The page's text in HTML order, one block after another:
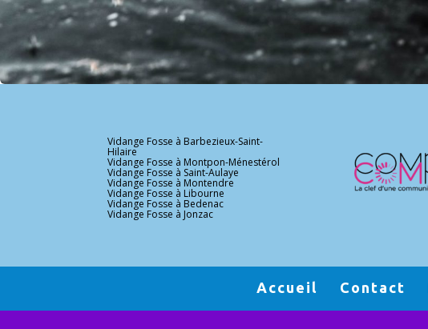
Vidange Fosse à Barbezieux-Saint-
Hilaire
Vidange Fosse à Montpon-Ménestérol
Vidange Fosse à Saint-Aulaye
Vidange Fosse à Montendre
Vidange Fosse à Libourne
Vidange Fosse à Bedenac
Vidange Fosse à Jonzac
Accueil Contact